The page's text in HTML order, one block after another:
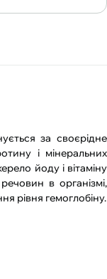
за своєрідне
і мінеральних
йоду і вітаміну
в організмі,
рівня гемоглобіну.